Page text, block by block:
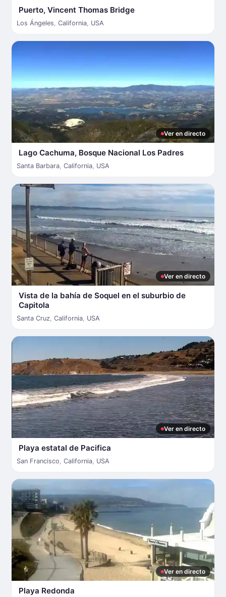
Puerto, Vincent Thomas Bridge
Los Ángeles, California, USA
Ver en directo
Lago Cachuma, Bosque Nacional Los Padres
Santa Barbara, California, USA
Ver en directo
Vista de la bahía de Soquel en el suburbio de
Capitola
Santa Cruz, California, USA
Ver en directo
Playa estatal de Pacifica
San Francisco, California, USA
Ver en directo
Playa Redonda